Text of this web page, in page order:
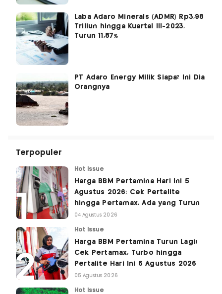
Laba Adaro Minerals (ADMR) Rp3,98
Triliun hingga Kuartal III-2023,
Turun 11,87%
PT Adaro Energy Milik Siapa? Ini Dia
Orangnya
Terpopuler
Hot Issue
Harga BBM Pertamina Hari Ini 5
Agustus 2026: Cek Pertalite
hingga Pertamax, Ada yang Turun
04 Agustus 2026
Hot Issue
Harga BBM Pertamina Turun Lagi!
Cek Pertamax, Turbo hingga
Pertalite Hari Ini 6 Agustus 2026
05 Agustus 2026
Hot Issue